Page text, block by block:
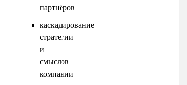
партнёров
каскадирование
стратегии
и
смыслов
компании